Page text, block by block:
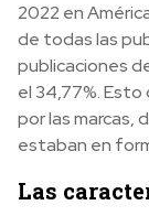
2022 en
de todas las
publicaciones
el 34,77%.
por las marcas,
estaban en
Las